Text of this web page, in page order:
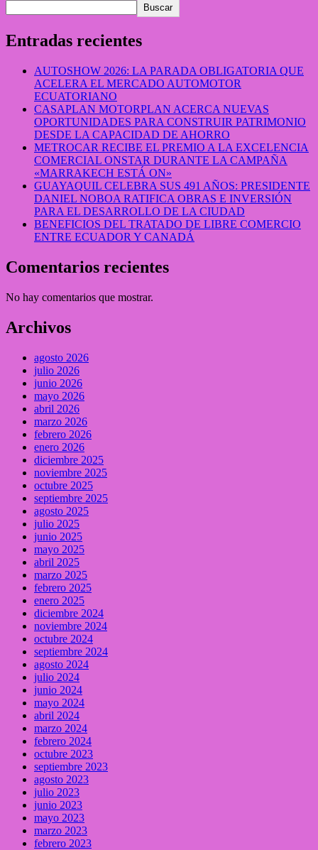
Buscar
Entradas recientes
AUTOSHOW 2026: LA PARADA OBLIGATORIA QUE
ACELERA EL MERCADO AUTOMOTOR
ECUATORIANO
CASAPLAN MOTORPLAN ACERCA NUEVAS
OPORTUNIDADES PARA CONSTRUIR PATRIMONIO
DESDE LA CAPACIDAD DE AHORRO
METROCAR RECIBE EL PREMIO A LA EXCELENCIA
COMERCIAL ONSTAR DURANTE LA CAMPAÑA
«MARRAKECH ESTÁ ON»
GUAYAQUIL CELEBRA SUS 491 AÑOS: PRESIDENTE
DANIEL NOBOA RATIFICA OBRAS E INVERSIÓN
PARA EL DESARROLLO DE LA CIUDAD
BENEFICIOS DEL TRATADO DE LIBRE COMERCIO
ENTRE ECUADOR Y CANADÁ
Comentarios recientes
No hay comentarios que mostrar.
Archivos
agosto 2026
julio 2026
junio 2026
mayo 2026
abril 2026
marzo 2026
febrero 2026
enero 2026
diciembre 2025
noviembre 2025
octubre 2025
septiembre 2025
agosto 2025
julio 2025
junio 2025
mayo 2025
abril 2025
marzo 2025
febrero 2025
enero 2025
diciembre 2024
noviembre 2024
octubre 2024
septiembre 2024
agosto 2024
julio 2024
junio 2024
mayo 2024
abril 2024
marzo 2024
febrero 2024
octubre 2023
septiembre 2023
agosto 2023
julio 2023
junio 2023
mayo 2023
marzo 2023
febrero 2023